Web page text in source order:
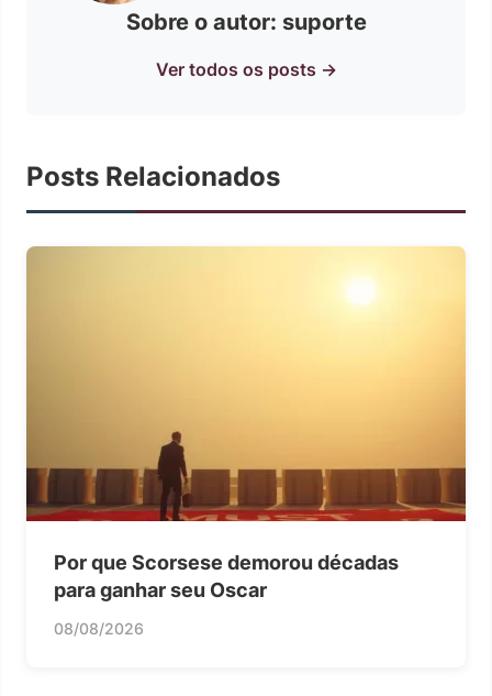
Sobre o autor: suporte
Ver todos os posts →
Posts Relacionados
Por que Scorsese demorou décadas
para ganhar seu Oscar
08/08/2026